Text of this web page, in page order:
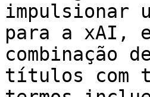
impulsionar
para a xAI,
combinação
títulos com